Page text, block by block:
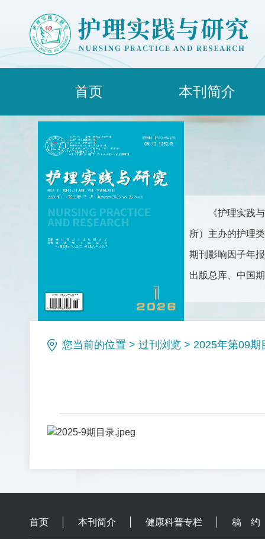
首页 本刊简介
《护理实践
所）主办的护理
期刊影响因子年
出版总库、中国
理等栏目。是护
您当前的位置 > 过刊浏览 > 2025年第09期
首页 本刊简介 健康科普专栏 稿 约